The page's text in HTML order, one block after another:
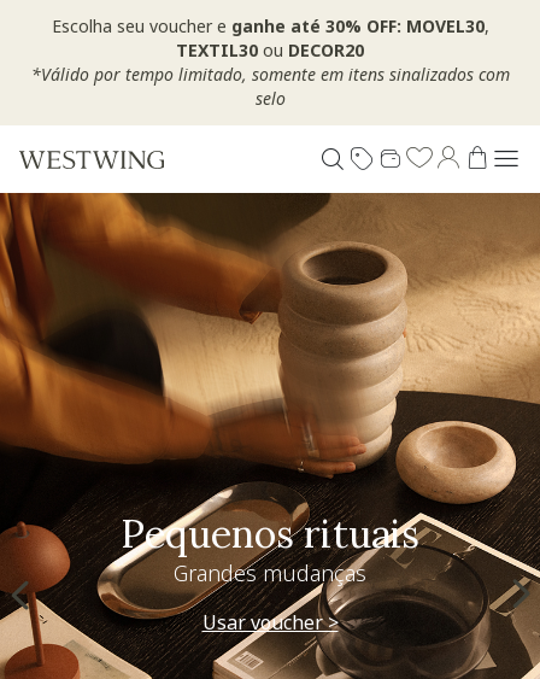
Escolha seu voucher e ganhe até 30% OFF: MOVEL30,
TEXTIL30 ou DECOR20
*Válido por tempo limitado, somente em itens sinalizados com
selo
Especial Dia dos Pais
Westwing + @_nathaliacandelaria
Vem ver